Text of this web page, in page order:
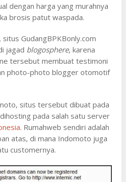
dengan harga yang murahnya
brosis patut waspada.
GudangBPKBonly.com
jagad blogosphere, karena
tersebut membuat testimoni
photo-photo blogger otomotif
situs tersebut dibuat pada
pada salah satu server
. Rumahweb sendiri adalah
atas, di mana Indomoto juga
customernya.